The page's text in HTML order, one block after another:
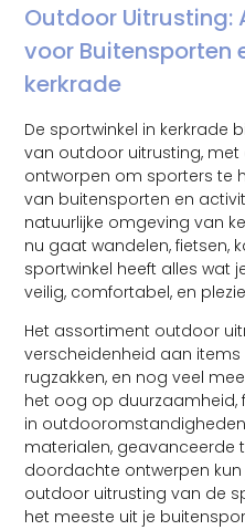
Outdoor Uitrusting:
voor Buitensporten
kerkrade
De sportwinkel in kerkrade
van outdoor uitrusting, met
ontworpen om sporters te
van buitensporten en
natuurlijke omgeving van
nu gaat wandelen, fietsen,
sportwinkel heeft alles wat
veilig, comfortabel, en
Het assortiment outdoor
verscheidenheid aan items
rugzakken, en nog veel
het oog op duurzaamheid,
in
materialen, geavanceerde
doordachte ontwerpen
outdoor uitrusting van de
het meeste uit je